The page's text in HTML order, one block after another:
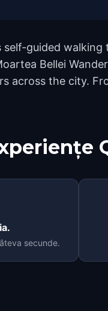
guided
Bellei
across the city.
secunde.